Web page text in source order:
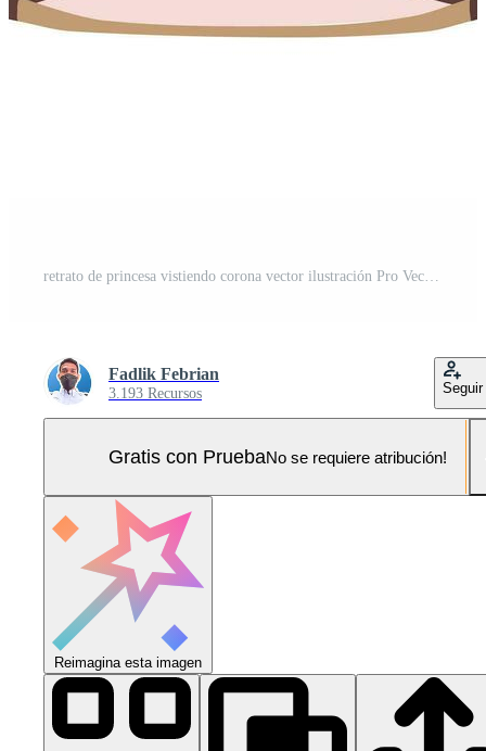
retrato de princesa vistiendo corona vector ilustración Pro Vector y Pro SVG
Fadlik Febrian
3.193 Recursos Seguir
Gratis con PruebaNo se requiere atribución!
Reimagina esta imagen